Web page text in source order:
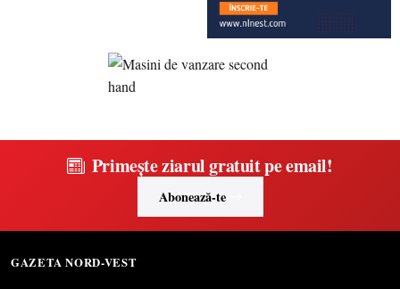
Primește ziarul gratuit pe email!
Abonează-te
GAZETA NORD-VEST